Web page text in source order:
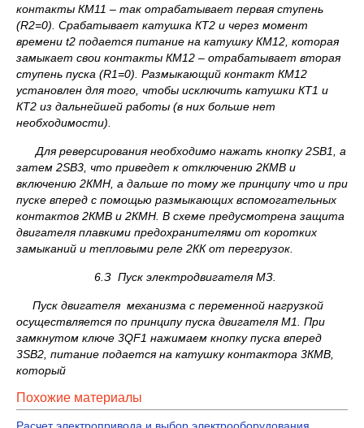
контакты КМ11 – так отрабатывает первая ступень
(R2=0). Срабатывает катушка КТ2 и через момент
времени t2 подается питание на катушку КМ12, которая
замыкает свои контакты КМ12 – отрабатывает вторая
ступень пуска (R1=0). Размыкающий контакт КМ12
установлен для того, чтобы исключить катушки КТ1 и
КТ2 из дальнейшей работы (в них больше нет
необходимости).
Для реверсирования необходимо нажать кнопку 2SB1, а
затем 2SB3, что приведет к отключению 2КМВ и
включению 2КМН, а дальше по тому же принципу что и при
пуске вперед с помощью размыкающих вспомогательных
контактов 2КМВ и 2КМН. В схеме предусмотрена защита
двигателя плавкими предохранителями от коротких
замыканий и тепловыми реле 2КК от перегрузок.
6.З Пуск электродвигателя МЗ.
Пуск двигателя механизма с переменной нагрузкой
осуществляется по принципу пуска двигателя М1. При
замкнутом ключе 3QF1 нажимаем кнопку пуска вперед
3SB2, питание подается на катушку контактора 3КМВ,
который
Похожие материалы